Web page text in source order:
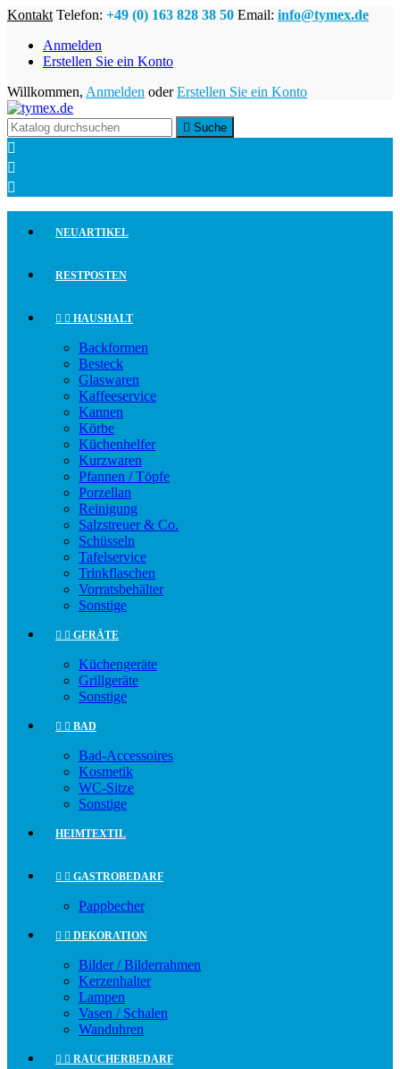
Kontakt Telefon: +49 (0) 163 828 38 50 Email: info@tymex.de
Anmelden
Erstellen Sie ein Konto
Willkommen, Anmelden oderErstellen Sie ein Konto
 Suche



NEUARTIKEL
RESTPOSTEN
  HAUSHALT
Backformen
Besteck
Glaswaren
Kaffeeservice
Kannen
Körbe
Küchenhelfer
Kurzwaren
Pfannen / Töpfe
Porzellan
Reinigung
Salzstreuer & Co.
Schüsseln
Tafelservice
Trinkflaschen
Vorratsbehälter
Sonstige
  GERÄTE
Küchengeräte
Grillgeräte
Sonstige
  BAD
Bad-Accessoires
Kosmetik
WC-Sitze
Sonstige
HEIMTEXTIL
  GASTROBEDARF
Pappbecher
  DEKORATION
Bilder / Bilderrahmen
Kerzenhalter
Lampen
Vasen / Schalen
Wanduhren
  RAUCHERBEDARF